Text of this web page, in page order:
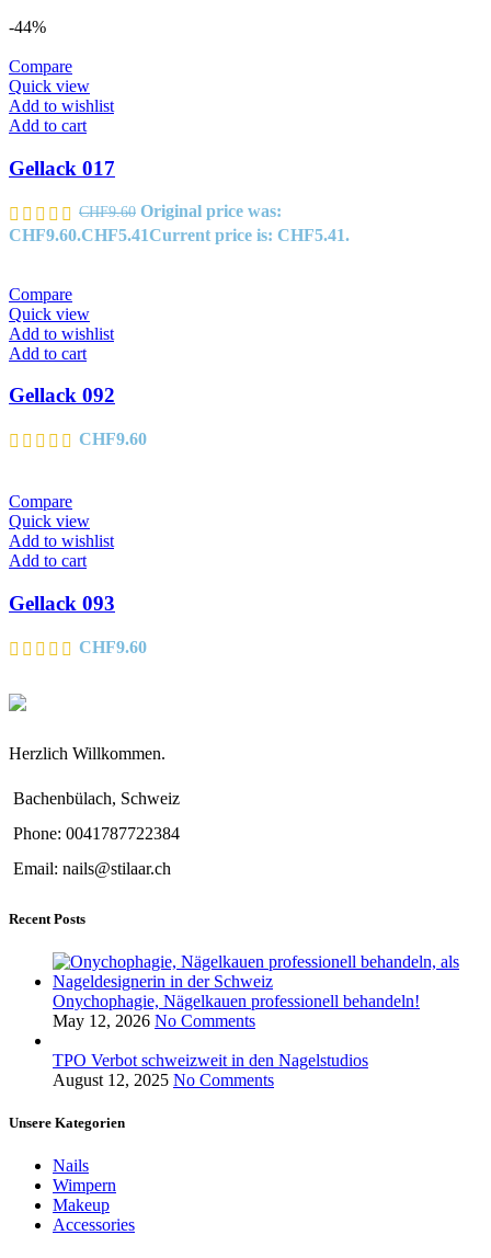
-44%
Compare
Quick view
Add to wishlist
Add to cart
Gellack 017
CHF9.60 Original price was:
CHF9.60.CHF5.41Current price is: CHF5.41.
Compare
Quick view
Add to wishlist
Add to cart
Gellack 092
CHF9.60
Compare
Quick view
Add to wishlist
Add to cart
Gellack 093
CHF9.60
Herzlich Willkommen.
Bachenbülach, Schweiz
Phone: 0041787722384
Email: nails@stilaar.ch
Recent Posts
Onychophagie, Nägelkauen professionell behandeln!
May 12, 2026 No Comments
TPO Verbot schweizweit in den Nagelstudios
August 12, 2025 No Comments
Unsere Kategorien
Nails
Wimpern
Makeup
Accessories